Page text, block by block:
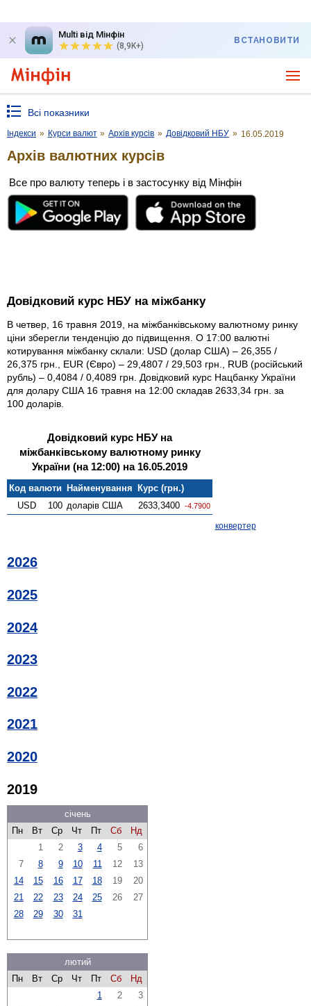
Multi від Мінфін
(8,9K+)
ВСТАНОВИТИ
Всі показники
Індекси » Курси валют » Архів курсів » Довідковий НБУ » 16.05.2019
Архів валютних курсів
Все про валюту теперь і в застосунку від Мінфін
Довідковий курс НБУ на міжбанку
В четвер, 16 травня 2019, на міжбанківському валютному ринку
ціни зберегли тенденцію до підвищення. О 17:00 валютні
котирування міжбанку склали: USD (долар США) – 26,355 /
26,375 грн., EUR (Євро) – 29,4807 / 29,503 грн., RUB (російський
рубль) – 0,4084 / 0,4089 грн. Довідковий курс Нацбанку України
для долару США 16 травня на 12:00 складав 2633,34 грн. за
100 доларів.
Довідковий курс НБУ на
міжбанківському валютному ринку
України (на 12:00) на 16.05.2019
Код валюти Найменування
Курс (грн.)
USD
100 доларів США 2633,3400 -4.7900
конвертер
2026
2025
2024
2023
2022
2021
2020
2019
січень
Пн
Вт Ср Чт Пт Сб
Нд
1
2 3 4 5
6
7
8 9 10 11 12
13
14
15 16 17 18 19
20
21
22 23 24 25 26
27
28
29 30 31
лютий
Пн
Вт Ср Чт Пт Сб
Нд
1
2
3